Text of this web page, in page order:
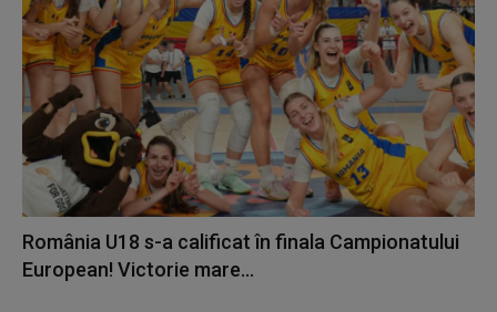
România U18 s-a calificat în finala Campionatului
European! Victorie mare...